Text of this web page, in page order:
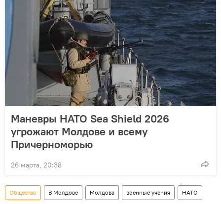
Маневры НАТО Sea Shield 2026
угрожают Молдове и всему
Причерноморью
26 марта, 20:38
Общество В Молдове Молдова военные учения НАТО